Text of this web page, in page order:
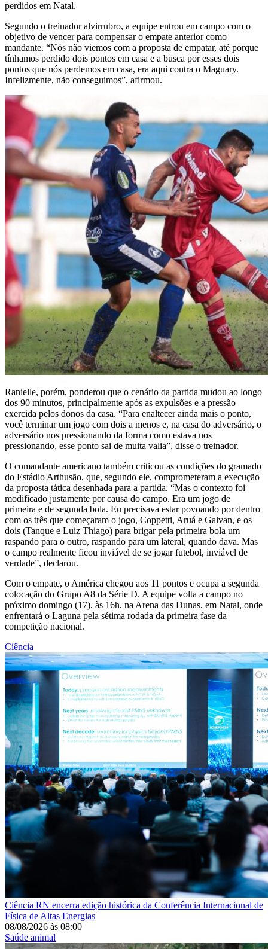
perdidos em Natal.
Segundo o treinador alvirrubro, a equipe entrou em campo com o
objetivo de vencer para compensar o empate anterior como
mandante. “Nós não viemos com a proposta de empatar, até porque
tínhamos perdido dois pontos em casa e a busca por esses dois
pontos que nós perdemos em casa, era aqui contra o Maguary.
Infelizmente, não conseguimos”, afirmou.
Ranielle, porém, ponderou que o cenário da partida mudou ao longo
dos 90 minutos, principalmente após as expulsões e a pressão
exercida pelos donos da casa. “Para enaltecer ainda mais o ponto,
você terminar um jogo com dois a menos e, na casa do adversário, o
adversário nos pressionando da forma como estava nos
pressionando, esse ponto sai de muita valia”, disse o treinador.
O comandante americano também criticou as condições do gramado
do Estádio Arthusão, que, segundo ele, comprometeram a execução
da proposta tática desenhada para a partida. “Mas o contexto foi
modificado justamente por causa do campo. Era um jogo de
primeira e de segunda bola. Eu precisava estar povoando por dentro
com os três que começaram o jogo, Coppetti, Aruá e Galvan, e os
dois (Tanque e Luiz Thiago) para brigar pela primeira bola um
raspando para o outro, raspando para um lateral, quando dava. Mas
o campo realmente ficou inviável de se jogar futebol, inviável de
verdade”, declarou.
Com o empate, o América chegou aos 11 pontos e ocupa a segunda
colocação do Grupo A8 da Série D. A equipe volta a campo no
próximo domingo (17), às 16h, na Arena das Dunas, em Natal, onde
enfrentará o Laguna pela sétima rodada da primeira fase da
competição nacional.
Ciência
Ciência RN encerra edição histórica da Conferência Internacional de
Física de Altas Energias
08/08/2026 às 08:00
Saúde animal